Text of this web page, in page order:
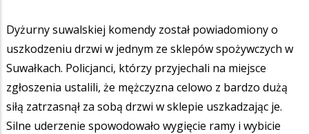
Dyżurny suwalskiej komendy został powiadomiony o
uszkodzeniu drzwi w jednym ze sklepów spożywczych w
Suwałkach. Policjanci, którzy przyjechali na miejsce
zgłoszenia ustalili, że mężczyzna celowo z bardzo dużą
siłą zatrzasnął za sobą drzwi w sklepie uszkadzając je.
Silne uderzenie spowodowało wygięcie ramy i wybicie